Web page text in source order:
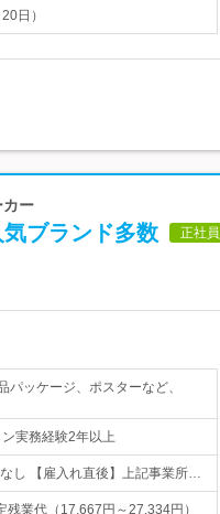
日）
ー
ブランド多数 正社員
ッケージ、ポスターなど、
実務経験2年以上
し 【雇入れ直後】上記事業所…
業代（17,667円～27,334円）